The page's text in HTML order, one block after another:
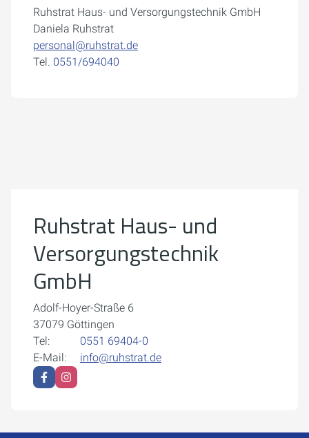
Ruhstrat Haus- und Versorgungstechnik GmbH
Daniela Ruhstrat
personal@ruhstrat.de
Tel. 0551/694040
Cookie-Einstellungen öffnen
Ruhstrat Haus- und
Versorgungstechnik
GmbH
Adolf-Hoyer-Straße 6
37079 Göttingen
Tel:
0551 69404-0
E-Mail:
info@ruhstrat.de